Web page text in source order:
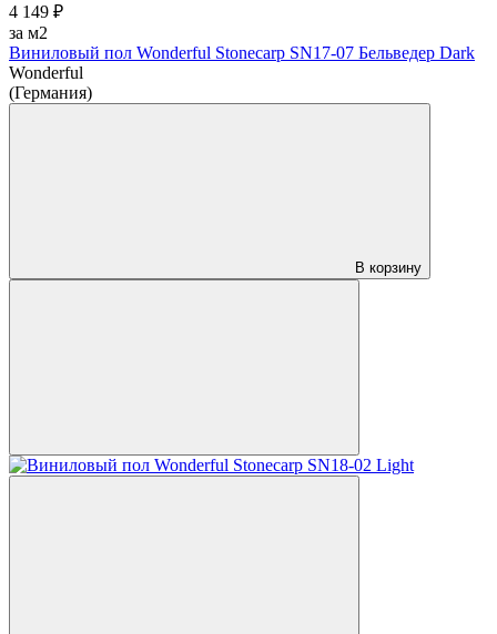
4 149 ₽
за м2
Виниловый пол Wonderful Stonecarp SN17-07 Бельведер Dark
Wonderful
(Германия)
В корзину